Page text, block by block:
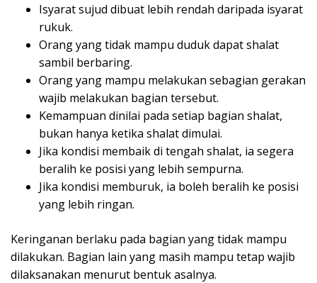
Isyarat sujud dibuat lebih rendah daripada isyarat
rukuk.
Orang yang tidak mampu duduk dapat shalat
sambil berbaring.
Orang yang mampu melakukan sebagian gerakan
wajib melakukan bagian tersebut.
Kemampuan dinilai pada setiap bagian shalat,
bukan hanya ketika shalat dimulai.
Jika kondisi membaik di tengah shalat, ia segera
beralih ke posisi yang lebih sempurna.
Jika kondisi memburuk, ia boleh beralih ke posisi
yang lebih ringan.
Keringanan berlaku pada bagian yang tidak mampu
dilakukan. Bagian lain yang masih mampu tetap wajib
dilaksanakan menurut bentuk asalnya.